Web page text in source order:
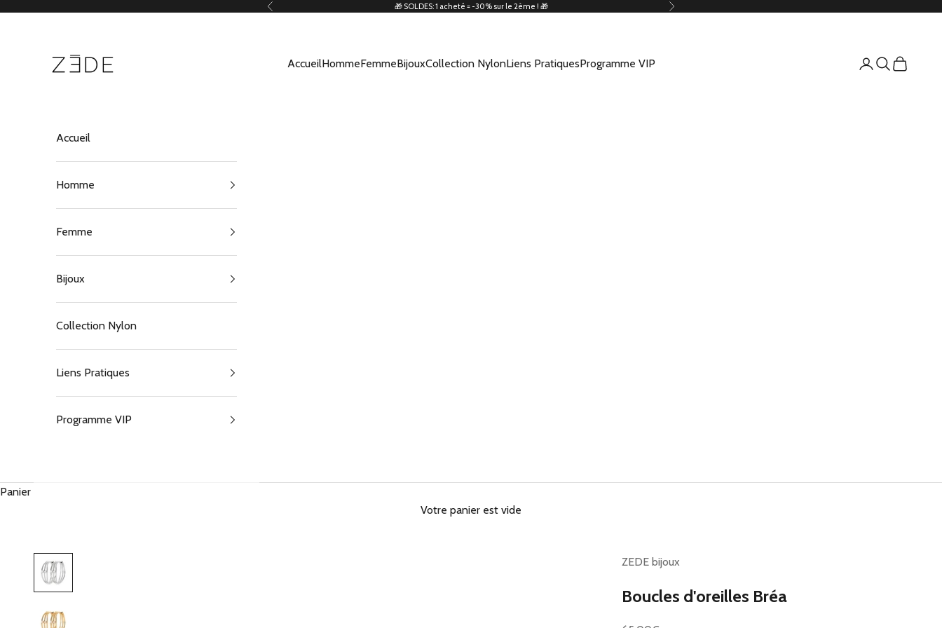
Précédent 🎁 SOLDES: 1 acheté = -30% sur le 2ème ! 🎁 Suivant
AccueilHommeFemmeBijouxCollection NylonLiens PratiquesProgramme VIP Connexion
Recherche
Panier
Accueil
Homme
Femme
Bijoux
Collection Nylon
Liens Pratiques
Programme VIP
Panier
Votre panier est vide
ZEDE bijoux
Boucles d'oreilles Bréa